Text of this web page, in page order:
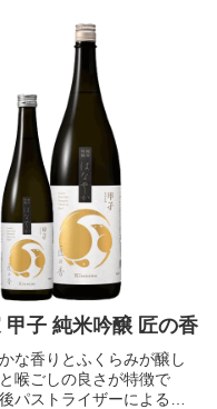
払・送料 >商品名：梅一
商品番号：c27...
甲子 純米吟醸 匠の香
な香りとふくらみが醸し
喉ごしの良さが特徴で
パストライザーによる火